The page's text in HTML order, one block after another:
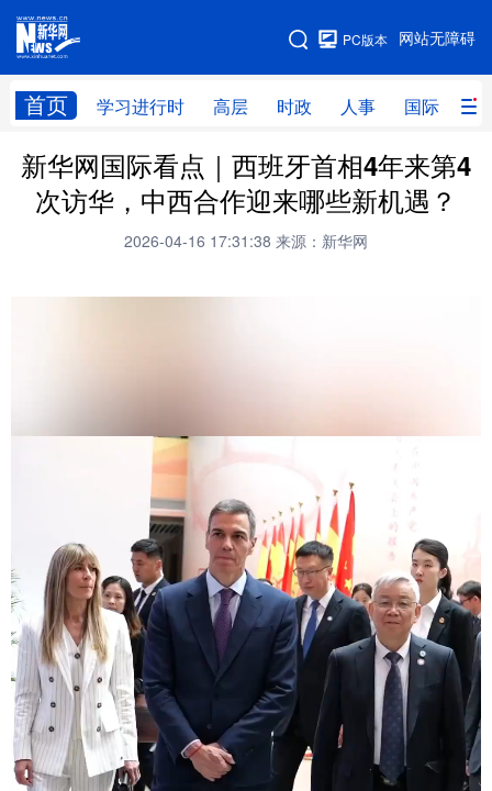
网站无障碍
PC版本
首页 学习进行时 高层 时政 人事 国际 财
网站地图
学习进行时 高层 时政 人事
国际 财经 网评 港澳
中央文件
数字经济
乡村振兴 银龄 溯源中国
城市 旅游 能源 会展
彩票 娱乐 时尚 悦读
公益 一带一路 亚太网 上市公司
文化产业
新华网国际看点｜西班牙首相4年来第4
次访华，中西合作迎来哪些新机遇？
2026-04-16 17:31:38 来源：新华网